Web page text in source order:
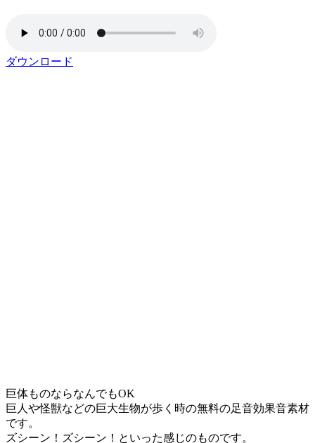
ダウンロード
巨体ものならなんでもOK
巨人や怪獣などの巨大生物が歩く時の無料の足音効果音素材
です。
ズシーン！ズシーン！といった感じのものです。